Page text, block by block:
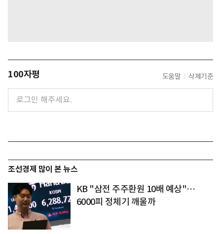
100자평 도움말 삭제기준
조선경제 많이 본 뉴스
KB "삼전 주주환원 10배 예상"…
6000피 정체기 깨울까